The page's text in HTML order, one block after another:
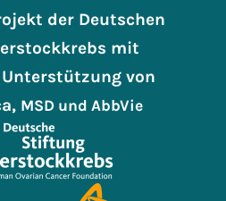
der Deutschen
mit
von
MSDund AbbVie